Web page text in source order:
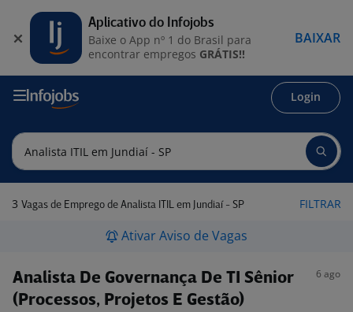
Login
3 Vagas de Emprego de Analista ITIL em Jundiaí - SP FILTRAR
Ativar Aviso de Vagas
Analista De Governança De TI Sênior
(Processos, Projetos E Gestão)
6 ago
Aplicativo do Infojobs
Baixe o App nº 1 do Brasil para
encontrar empregos GRÁTIS!!
BAIXAR